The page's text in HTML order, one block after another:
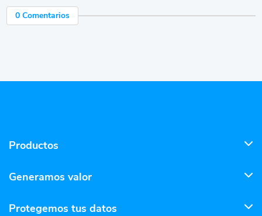
0 Comentarios
Productos
Generamos valor
Protegemos tus datos